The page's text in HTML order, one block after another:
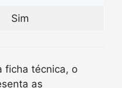
Sim
ficha técnica, o
as